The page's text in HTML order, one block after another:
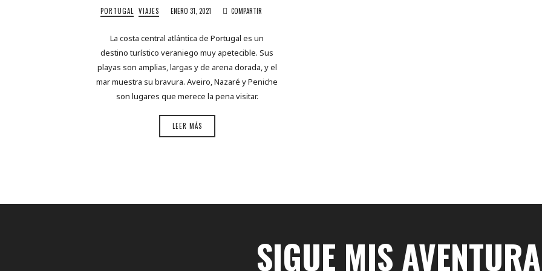
PORTUGAL VIAJES ENERO 31, 2021 COMPARTIR
La costa central atlántica de Portugal es un
destino turístico veraniego muy apetecible. Sus
playas son amplias, largas y de arena dorada, y el
mar muestra su bravura. Aveiro, Nazaré y Peniche
son lugares que merece la pena visitar.
LEER MÁS
SIGUE MIS